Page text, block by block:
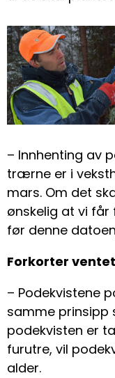
– Innhenting av
trærne er i
mars. Om det
ønskelig at vi
før denne
Forkorter
– Podekvistene
samme
podekvisten er
furutre, vil
alder.